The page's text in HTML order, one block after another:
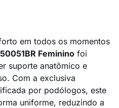
em todos os momentos
Feminino foi
suporte anatômico e
Com a exclusiva
por podólogos, este
uniforme, reduzindo a